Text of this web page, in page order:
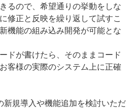
るので、希望通りの挙動をしな
修正と反映を繰り返して試すこ
機能の組み込み開発が可能とな
ドが書けたら、そのままコード
客様の実際のシステム上に正確
規導入や機能追加を検討いただ